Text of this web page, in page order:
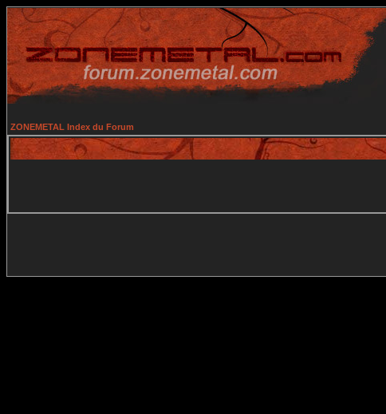
ZONEMETAL Index du Forum